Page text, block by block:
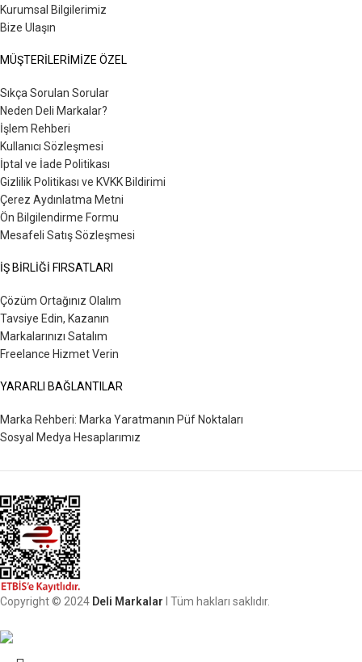
Kurumsal Bilgilerimiz
Bize Ulaşın
MÜŞTERİLERİMİZE ÖZEL
Sıkça Sorulan Sorular
Neden Deli Markalar?
İşlem Rehberi
Kullanıcı Sözleşmesi
İptal ve İade Politikası
Gizlilik Politikası ve KVKK Bildirimi
Çerez Aydınlatma Metni
Ön Bilgilendirme Formu
Mesafeli Satış Sözleşmesi
İŞ BİRLİĞİ FIRSATLARI
Çözüm Ortağınız Olalım
Tavsiye Edin, Kazanın
Markalarınızı Satalım
Freelance Hizmet Verin
YARARLI BAĞLANTILAR
Marka Rehberi: Marka Yaratmanın Püf Noktaları
Sosyal Medya Hesaplarımız
Copyright © 2024 Deli Markalar I Tüm hakları saklıdır.